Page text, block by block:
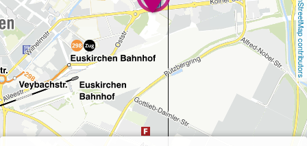
OpenStreetMap contributors